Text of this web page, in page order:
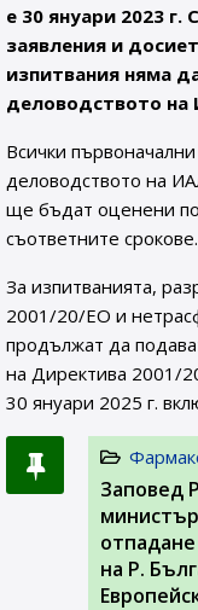
е 30 януари 2023
заявления и
изпитвания няма
деловодството на
Всички
деловодството на
ще бъдат оценени
съответните срокове.
За изпитванията,
2001/20/ЕО и
продължат да
на Директива 2001/
30 януари 2025 г.
Заповед
на Р.